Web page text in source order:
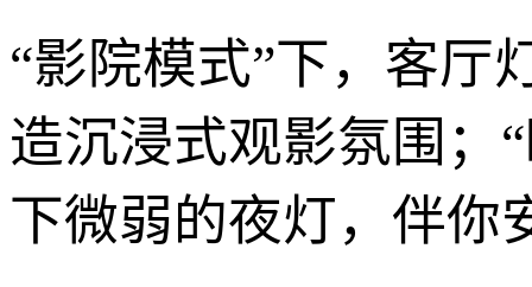
“影院模式”下，客厅
造沉浸式观影氛围；
下微弱的夜灯，伴你